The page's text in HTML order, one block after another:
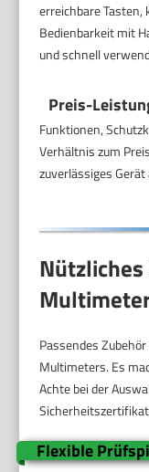
erreichbare
Bedienbarkeit mit
und schnell
Preis-
Funktionen,
Verhältnis zum
zuverlässiges
Passendes
Multimeters. Es
Achte bei der
Flexible